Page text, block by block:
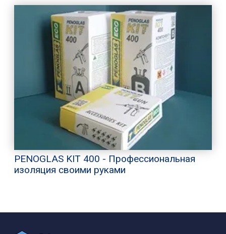
PENOGLAS KIT 400 - Профессиональная
изоляция своими руками